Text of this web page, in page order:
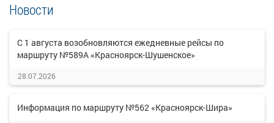
Новости
С 1 августа возобновляются ежедневные рейсы по
маршруту №589А «Красноярск-Шушенское»
28.07.2026
Информация по маршруту №562 «Красноярск-Шира»